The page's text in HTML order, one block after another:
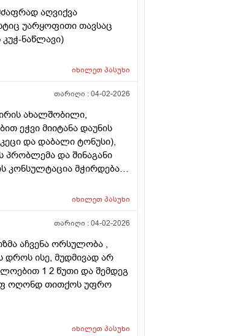
აღვიქვა
უარყოფითი თავსაც
ნაწლავი)
იხილეთპასუხი
თარიღი :04-02-2026
ახალშობილი,
ეჭვი მიიტანა დაუნის
და დაბალი ტონუსი),
პრობლემა და შინაგანი
კონსულტაცია მჭირდება
იხილეთპასუხი
თარიღი :04-02-2026
აჩვენა ორსულობა ,
დროს ისე, მუდმივად არ
1 2 წუთი და შემდეგ
ოღონდ თითქოს უფრო
იხილეთპასუხი